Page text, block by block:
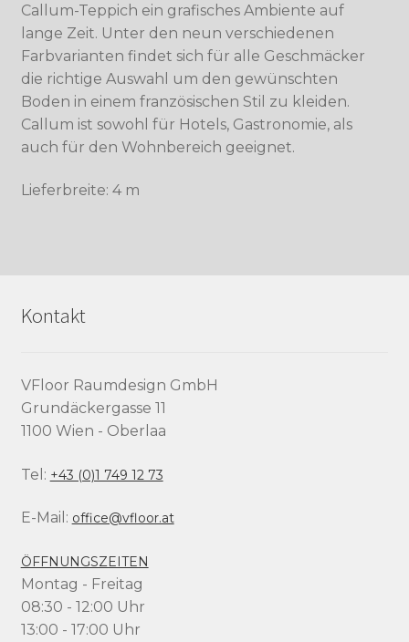
Callum-Teppich ein grafisches Ambiente auf
lange Zeit. Unter den neun verschiedenen
Farbvarianten findet sich für alle Geschmäcker
die richtige Auswahl um den gewünschten
Boden in einem französischen Stil zu kleiden.
Callum ist sowohl für Hotels, Gastronomie, als
auch für den Wohnbereich geeignet.
Lieferbreite: 4 m
Kontakt
VFloor Raumdesign GmbH
Grundäckergasse 11
1100 Wien - Oberlaa
Tel: +43 (0)1 749 12 73
E-Mail: office@vfloor.at
ÖFFNUNGSZEITEN
Montag - Freitag
08:30 - 12:00 Uhr
13:00 - 17:00 Uhr